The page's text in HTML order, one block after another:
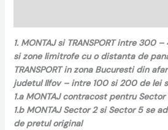
1. MONTAJ si TRANSPORT intre 300
si zone limitrofe cu o distanta de
TRANSPORT in zona Bucuresti din
judetul Ilfov – intre 100 si 200 de lei
1.a MONTAJ contracost pentru
1.b MONTAJ Sector 2 si Sector 5 se
de pretul original